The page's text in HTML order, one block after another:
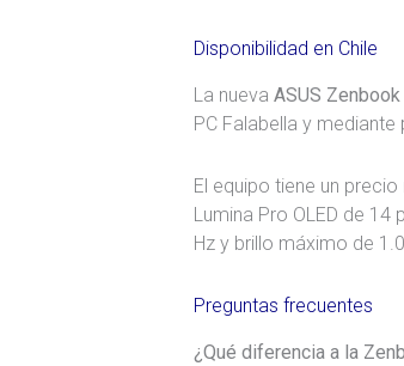
Disponibilidad en Chile
La nueva ASUS
PC Falabella y
El equipo tiene un
Lumina Pro OLED de
Hz y brillo máximo de
Preguntas frecuentes
¿Qué diferencia a la